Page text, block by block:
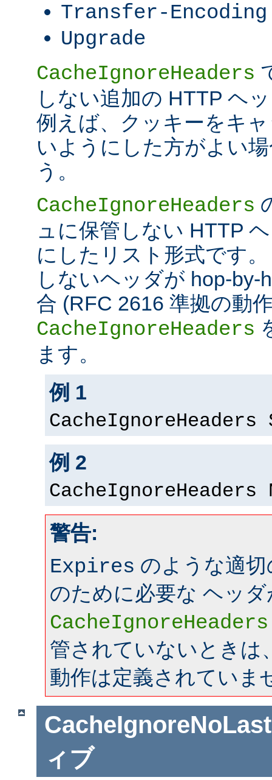
Transfer-Encoding
Upgrade
CacheIgnoreHeaders
しない追加の HTTP ヘ
例えば、クッキーをキ
いようにした方がよい
う。
CacheIgnoreHeaders
ュに保管しない HTTP
にしたリスト形式です
しないヘッダが hop-by-
合 (RFC 2616 準拠の動
CacheIgnoreHeaders
ます。
例 1
CacheIgnoreHeaders
例 2
CacheIgnoreHeaders
警告:
Expires のような適
のために必要な ヘッダ
CacheIgnoreHeaders
管されていないときは
動作は定義されていま
ィブ